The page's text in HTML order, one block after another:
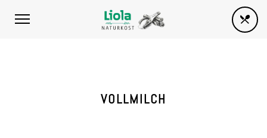
VOLLMILCH